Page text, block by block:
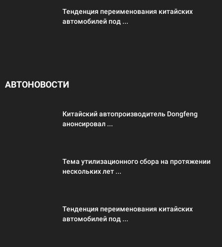
Тенденция переименования китайских
автомобилей под ...
АВТОНОВОСТИ
Китайский автопроизводитель Dongfeng
анонсировал ...
Тема утилизационного сбора на протяжении
нескольких лет ...
Тенденция переименования китайских
автомобилей под ...